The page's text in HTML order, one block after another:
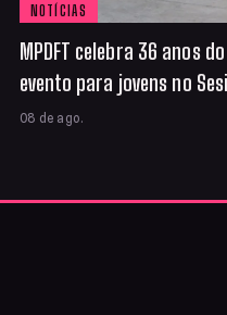
NOTÍCIAS
MPDFT celebra 36 anos do
evento para jovens no
08 de ago.